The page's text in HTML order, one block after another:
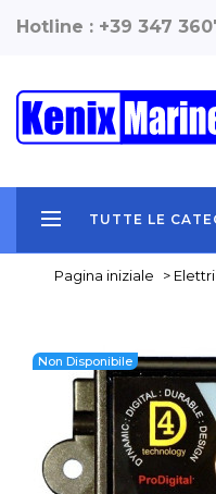
Hotline : +39 347
TUTTE LE
Pagina iniziale >
Non Disponibile